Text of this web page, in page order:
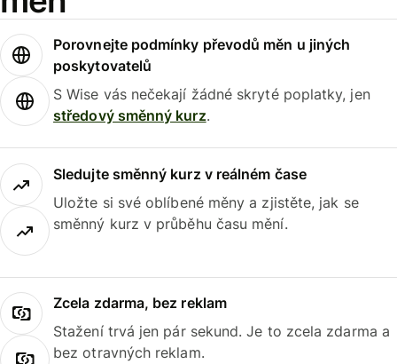
Porovnejte podmínky převodů měn u jiných
poskytovatelů
S Wise vás nečekají žádné skryté poplatky, jen
středový směnný kurz.
Sledujte směnný kurz v reálném čase
Uložte si své oblíbené měny a zjistěte, jak se
směnný kurz v průběhu času mění.
Zcela zdarma, bez reklam
Stažení trvá jen pár sekund. Je to zcela zdarma a
bez otravných reklam.